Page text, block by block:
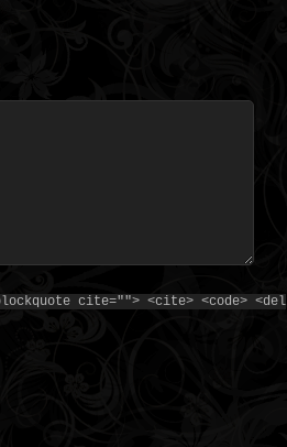
cite=""> <cite> <code> <del